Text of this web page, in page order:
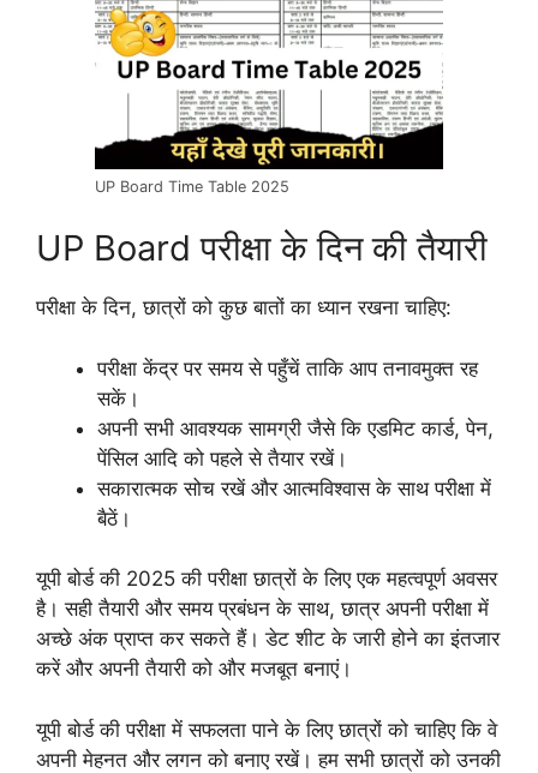
UP Board Time Table 2025
UP Board परीक्षा के दिन की तैयारी
परीक्षा के दिन, छात्रों को कुछ बातों का ध्यान रखना चाहिए:
परीक्षा केंद्र पर समय से पहुँचें ताकि आप तनावमुक्त रह
सकें।
अपनी सभी आवश्यक सामग्री जैसे कि एडमिट कार्ड, पेन,
पेंसिल आदि को पहले से तैयार रखें।
सकारात्मक सोच रखें और आत्मविश्वास के साथ परीक्षा में
बैठें।
यूपी बोर्ड की 2025 की परीक्षा छात्रों के लिए एक महत्वपूर्ण अवसर
है। सही तैयारी और समय प्रबंधन के साथ, छात्र अपनी परीक्षा में
अच्छे अंक प्राप्त कर सकते हैं। डेट शीट के जारी होने का इंतजार
करें और अपनी तैयारी को और मजबूत बनाएं।
यूपी बोर्ड की परीक्षा में सफलता पाने के लिए छात्रों को चाहिए कि वे
अपनी मेहनत और लगन को बनाए रखें। हम सभी छात्रों को उनकी